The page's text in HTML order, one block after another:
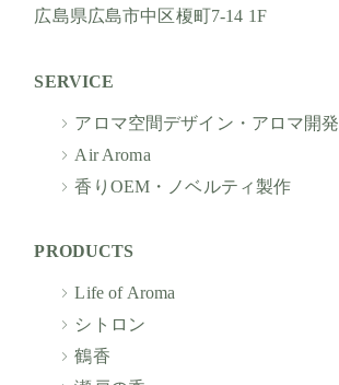
広島県広島市中区榎町7-14 1F
SERVICE
アロマ空間デザイン・アロマ開発
Air Aroma
香りOEM・ノベルティ製作
PRODUCTS
Life of Aroma
シトロン
鶴香